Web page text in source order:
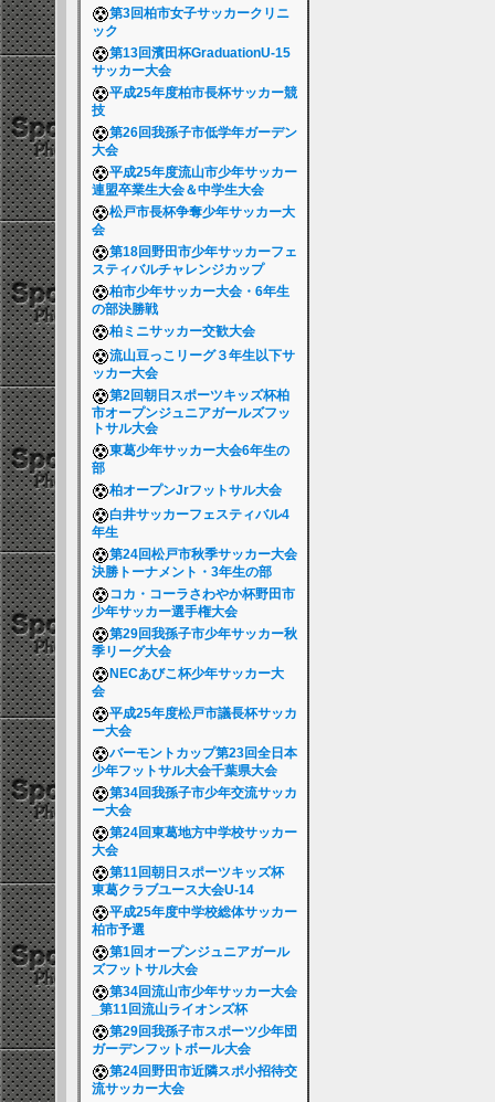
第3回柏市女子サッカークリニ
ック
第13回濱田杯GraduationU-15
サッカー大会
平成25年度柏市長杯サッカー競
技
第26回我孫子市低学年ガーデン
大会
平成25年度流山市少年サッカー
連盟卒業生大会＆中学生大会
松戸市長杯争奪少年サッカー大
会
第18回野田市少年サッカーフェ
スティバルチャレンジカップ
柏市少年サッカー大会・6年生
の部決勝戦
柏ミニサッカー交歓大会
流山豆っこリーグ３年生以下サ
ッカー大会
第2回朝日スポーツキッズ杯柏
市オープンジュニアガールズフッ
トサル大会
東葛少年サッカー大会6年生の
部
柏オープンJrフットサル大会
白井サッカーフェスティバル4
年生
第24回松戸市秋季サッカー大会
決勝トーナメント・3年生の部
コカ・コーラさわやか杯野田市
少年サッカー選手権大会
第29回我孫子市少年サッカー秋
季リーグ大会
NECあびこ杯少年サッカー大
会
平成25年度松戸市議長杯サッカ
ー大会
バーモントカップ第23回全日本
少年フットサル大会千葉県大会
第34回我孫子市少年交流サッカ
ー大会
第24回東葛地方中学校サッカー
大会
第11回朝日スポーツキッズ杯
東葛クラブユース大会U-14
平成25年度中学校総体サッカー
柏市予選
第1回オープンジュニアガール
ズフットサル大会
第34回流山市少年サッカー大会
_第11回流山ライオンズ杯
第29回我孫子市スポーツ少年団
ガーデンフットボール大会
第24回野田市近隣スポ小招待交
流サッカー大会